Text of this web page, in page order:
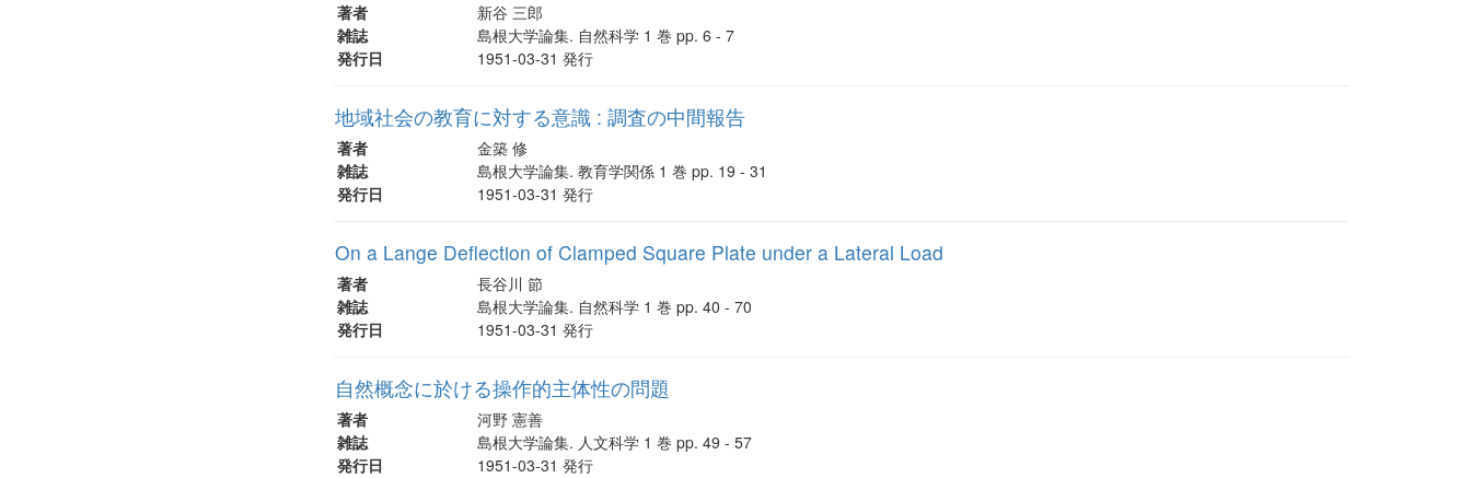
著者
新谷 三郎
雑誌
島根大学論集. 自然科学 1 巻 pp. 6 - 7
発行日
1951-03-31 発行
地域社会の教育に対する意識 : 調査の中間報告
著者
金築 修
雑誌
島根大学論集. 教育学関係 1 巻 pp. 19 - 31
発行日
1951-03-31 発行
On a Lange Deflection of Clamped Square Plate under a Lateral Load
著者
長谷川 節
雑誌
島根大学論集. 自然科学 1 巻 pp. 40 - 70
発行日
1951-03-31 発行
自然概念に於ける操作的主体性の問題
著者
河野 憲善
雑誌
島根大学論集. 人文科学 1 巻 pp. 49 - 57
発行日
1951-03-31 発行